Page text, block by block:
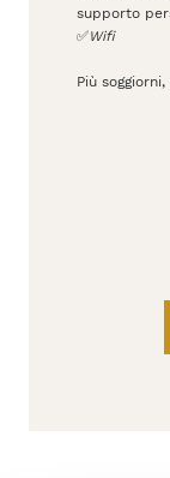
supporto
✅Wifi
Più